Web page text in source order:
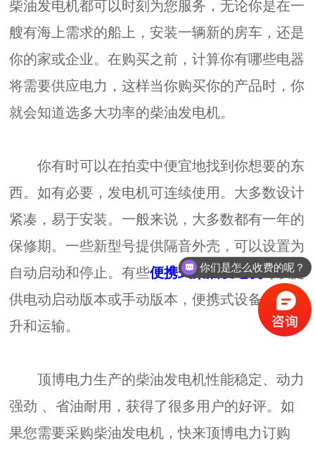
柴油发电机都可以时刻为您服务，无论你是在一
艘有海上需求的船上，安装一辆新的房车，还是
你的家或企业。在购买之前，计算你有哪些电器
将需要供应电力，这样当你购买你的产品时，你
就会知道选多大功率的柴油发电机。
你有时可以在拍卖中便宜地找到你想要的东
西。如有必要，发电机可连续使用。大多数设计
紧凑，易于安装。一般来说，大多数都有一年的
保修期。一些新型号提供隔音外壳，可以设置为
自动启动和停止。有些便携式柴油发电机可以提
供电动启动版本或手动版本，便携式设备易于提
升和运输。
顶博电力生产的柴油发电机性能稳定、动力
强劲 、省油耐用，获得了很多用户的好评。如
果您需要采购柴油发电机，快来顶博电力订购
你们是怎么收费的呢？